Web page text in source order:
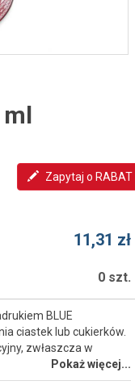
ml
Zapytaj o RABAT
11,31 zł
0 szt.
BLUE
ciastek lub cukierków.
zwłaszcza w
Pokaż więcej...